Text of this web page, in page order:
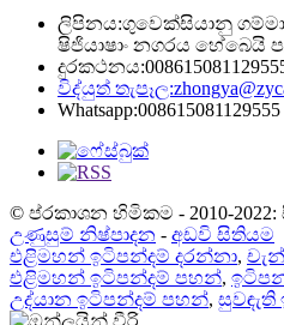
ලිපිනය:ගුවෙක්සියානු
ෂිජියාෂාං නගරය හේබෙයි
දුරකථනය:
විද්යුත් තැපෑල:
Whatsapp:008615081129555
© ප්රකාශන හිමිකම - 2010-
උණුසුම් නිෂ්පාදන - අඩවි සිතියම
එළිමහන් ඉටිපන්දම් දරන්නා,
එළිමහන් ඉටිපන්දම් පහන්,
උද්යාන ඉටිපන්දම් පහන්,